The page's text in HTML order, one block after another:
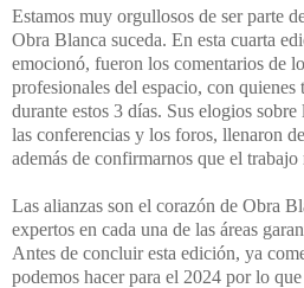
Estamos muy orgullosos de ser parte
Obra Blanca suceda. En esta cuarta
emocionó, fueron los comentarios de
profesionales del espacio, con
durante estos 3 días. Sus elogios
las conferencias y los foros, llenaron
además de confirmarnos que el
Las alianzas son el corazón de Obra
expertos en cada una de las áreas
Antes de concluir esta edición, ya
podemos hacer para el 2024 por lo